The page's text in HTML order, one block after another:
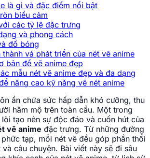
là gì và đặc điểm nổi bật
biểu cảm
các tỷ lệ đặc trưng
và phong cách
đổ bóng
thành và phát triển của nét vẽ anime
bản để vẽ anime đẹp
mẫu nét vẽ anime đẹp và đa dạng
nâng cao kỹ năng vẽ nét anime
ẩn chứa sức hấp dẫn khó cưỡng, thu
hâm mộ trên toàn cầu. Một trong
tạo nên sự độc đáo và cuốn hút của
vẽ anime đặc trưng. Từ những đường
tạp, mỗi nét vẽ đều góp phần thổi
câu chuyện. Bài viết này sẽ đi sâu